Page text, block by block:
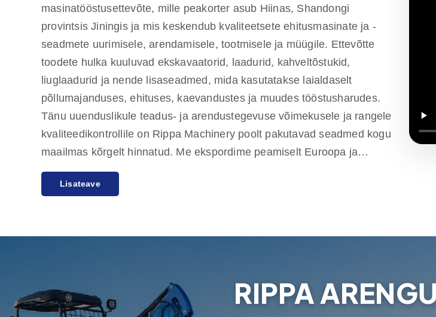
masinatööstusettevõte, mille peakorter asub Hiinas, Shandongi
provintsis Jiningis ja mis keskendub kvaliteetsete ehitusmasinate ja -
seadmete uurimisele, arendamisele, tootmisele ja müügile. Ettevõtte
toodete hulka kuuluvad ekskavaatorid, laadurid, kahveltõstukid,
liuglaadurid ja nende lisaseadmed, mida kasutatakse laialdaselt
põllumajanduses, ehituses, kaevandustes ja muudes tööstusharudes.
Tänu uuenduslikule teadus- ja arendustegevuse võimekusele ja rangele
kvaliteedikontrollile on Rippa Machinery poolt pakutavad seadmed kogu
maailmas kõrgelt hinnatud. Me ekspordime peamiselt Euroopa ja
Ameerika turgudele ning anname üheaastase kvaliteedigarantii,
pühendudes klientide vajaduste rahuldamisele kulutõhusate ja
Lisateave
RIPPA